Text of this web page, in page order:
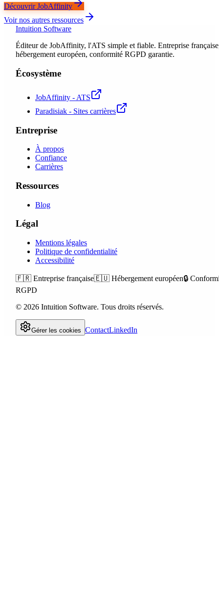
Découvrir JobAffinity
Voir nos autres ressources
Intuition Software
Éditeur de JobAffinity, l'ATS simple et fiable. Entreprise
hébergement européen, conformité RGPD garantie.
Écosystème
JobAffinity - ATS
Paradisiak - Sites carrières
Entreprise
À propos
Confiance
Carrières
Ressources
Blog
Légal
Mentions légales
Politique de confidentialité
Accessibilité
🇫🇷 Entreprise française🇪🇺 Hébergement européen🔒
RGPD
© 2026 Intuition Software. Tous droits réservés.
Gérer les cookies ContactLinkedIn